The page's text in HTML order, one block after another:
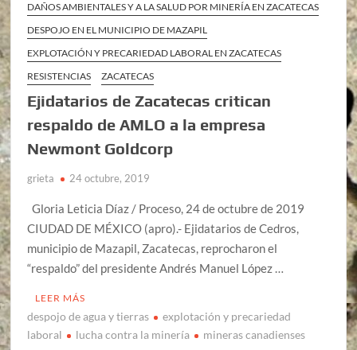
DAÑOS AMBIENTALES Y A LA SALUD POR MINERÍA EN ZACATECAS
DESPOJO EN EL MUNICIPIO DE MAZAPIL
EXPLOTACIÓN Y PRECARIEDAD LABORAL EN ZACATECAS
RESISTENCIAS
ZACATECAS
Ejidatarios de Zacatecas critican
respaldo de AMLO a la empresa
Newmont Goldcorp
grieta 24 octubre, 2019
Gloria Leticia Díaz / Proceso, 24 de octubre de 2019
CIUDAD DE MÉXICO (apro).- Ejidatarios de Cedros,
municipio de Mazapil, Zacatecas, reprocharon el
“respaldo” del presidente Andrés Manuel López …
LEER MÁS
despojo de agua y tierras
explotación y precariedad
laboral
lucha contra la minería mineras canadienses